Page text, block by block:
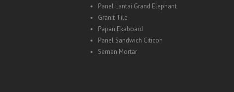
Panel Lantai Grand Elephant
Granit Tile
Papan Ekaboard
Panel Sandwich Citicon
Semen Mortar